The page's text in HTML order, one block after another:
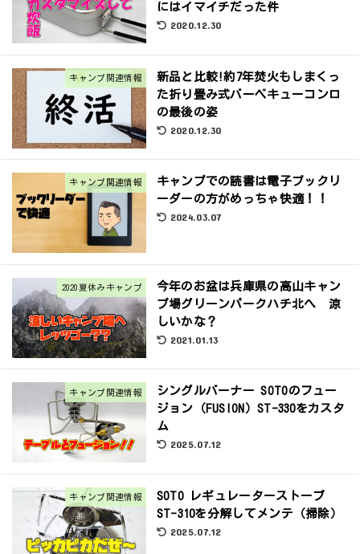
にはイマイチだった件
2020.12.30
キャンプ関連情報
新品と比較!約7年焚火もしまくっ
た折り畳み式バーベキューコンロ
の最後の姿
2020.12.30
キャンプ関連情報
キャンプでの読書は電子ブックリ
ーダーの方がめっちゃ快適！！
2024.03.07
2020夏休みキャンプ
今年のお盆は兵庫県の高山キャン
プ場グリーンパークハチ北へ 涼
しいかな？
2021.01.13
キャンプ関連情報
シングルバーナー SOTOのフュー
ジョン（FUSION）ST-330をカスタ
ム
2025.07.12
キャンプ関連情報
SOTO レギュレーターストーブ
ST-310を分解してメンテ（掃除）
2025.07.12